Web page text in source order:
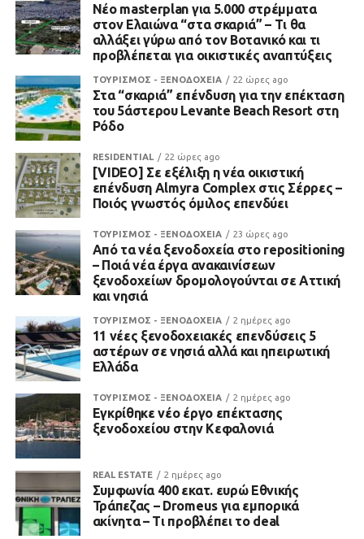
Νέο masterplan για 5.000 στρέμματα
στον Ελαιώνα “στα σκαριά” – Τι θα
αλλάξει γύρω από τον Βοτανικό και τι
προβλέπεται για οικιστικές αναπτύξεις
ΤΟΥΡΙΣΜΟΣ - ΞΕΝΟΔΟΧΕΙΑ 22 ώρες ago
Στα “σκαριά” επένδυση για την επέκταση
του 5άστερου Levante Beach Resort στη
Ρόδο
RESIDENTIAL 22 ώρες ago
[VIDEO] Σε εξέλιξη η νέα οικιστική
επένδυση Almyra Complex στις Σέρρες –
Ποιός γνωστός όμιλος επενδύει
ΤΟΥΡΙΣΜΟΣ - ΞΕΝΟΔΟΧΕΙΑ 23 ώρες ago
Από τα νέα ξενοδοχεία στο repositioning
– Ποιά νέα έργα ανακαινίσεων
ξενοδοχείων δρομολογούνται σε Αττική
και νησιά
ΤΟΥΡΙΣΜΟΣ - ΞΕΝΟΔΟΧΕΙΑ 2 ημέρες ago
11 νέες ξενοδοχειακές επενδύσεις 5
αστέρων σε νησιά αλλά και ηπειρωτική
Ελλάδα
ΤΟΥΡΙΣΜΟΣ - ΞΕΝΟΔΟΧΕΙΑ 2 ημέρες ago
Εγκρίθηκε νέο έργο επέκτασης
ξενοδοχείου στην Κεφαλονιά
REAL ESTATE 2 ημέρες ago
Συμφωνία 400 εκατ. ευρώ Εθνικής
Τράπεζας – Dromeus για εμπορικά
ακίνητα – Τι προβλέπει το deal